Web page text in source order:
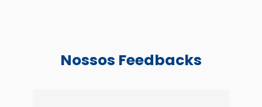
Nossos Feedbacks